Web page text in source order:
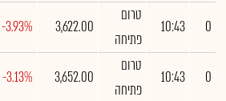
0
10:43
טרום
פתיחה
3,622.00
-3.93%
0
10:43
טרום
פתיחה
3,652.00
-3.13%